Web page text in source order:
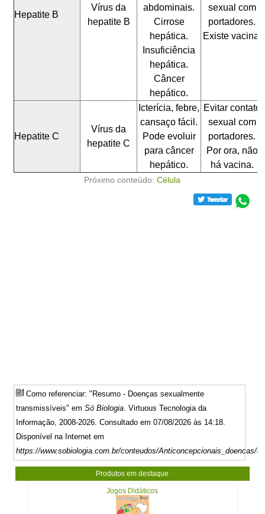
Hepatite B
Vírus da
hepatite B
abdominais.
Cirrose
hepática.
Insuficiência
hepática.
Câncer
hepático.
sexual com
portadores.
Existe vacina.
Hepatite C
Vírus da
hepatite C
Icterícia, febre,
cansaço fácil.
Pode evoluir
para câncer
hepático.
Evitar contato
sexual com
portadores.
Por ora, não
há vacina.
Próximo conteúdo:Célula
Como referenciar: "Resumo - Doenças sexualmente
transmissíveis" emSó Biologia. Virtuous Tecnologia da
Informação, 2008-2026. Consultado em 07/08/2026 às 14:18.
Disponível na Internet em
https://www.sobiologia.com.br/conteudos/Anticoncepcionais_doencas/
Produtos em destaque
Jogos Didáticos